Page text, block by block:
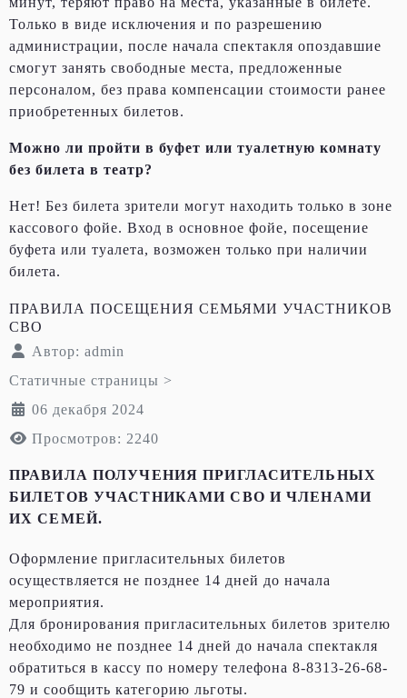
Только в виде исключения и по разрешению
администрации, после начала спектакля опоздавшие
смогут занять свободные места, предложенные
персоналом, без права компенсации стоимости ранее
приобретенных билетов.
Можно ли пройти в буфет или туалетную комнату
без билета в театр?
Нет! Без билета зрители могут находить только в зоне
кассового фойе. Вход в основное фойе, посещение
буфета или туалета, возможен только при наличии
билета.
ПРАВИЛА ПОСЕЩЕНИЯ СЕМЬЯМИ УЧАСТНИКОВ
СВО
Автор: admin
Статичные страницы >
06 декабря 2024
Просмотров: 2240
ПРАВИЛА ПОЛУЧЕНИЯ ПРИГЛАСИТЕЛЬНЫХ
БИЛЕТОВ УЧАСТНИКАМИ СВО И ЧЛЕНАМИ
ИХ СЕМЕЙ.
Оформление пригласительных билетов
осуществляется не позднее 14 дней до начала
мероприятия.
Для бронирования пригласительных билетов зрителю
необходимо не позднее 14 дней до начала спектакля
обратиться в кассу по номеру телефона 8-8313-26-68-
79 и сообщить категорию льготы.